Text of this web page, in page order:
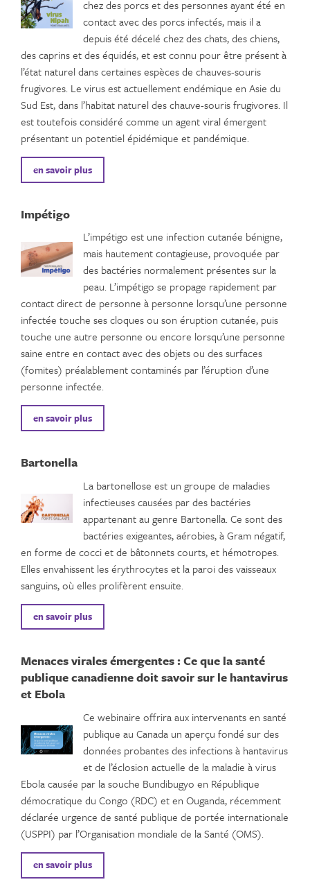
chez des porcs et des personnes ayant été en
contact avec des porcs infectés, mais il a
depuis été décelé chez des chats, des chiens,
des caprins et des équidés, et est connu pour être présent à
l’état naturel dans certaines espèces de chauves-souris
frugivores. Le virus est actuellement endémique en Asie du
Sud Est, dans l’habitat naturel des chauve-souris frugivores. Il
est toutefois considéré comme un agent viral émergent
présentant un potentiel épidémique et pandémique.
en savoir plus
Impétigo
L’impétigo est une infection cutanée bénigne,
mais hautement contagieuse, provoquée par
des bactéries normalement présentes sur la
peau. L’impétigo se propage rapidement par
contact direct de personne à personne lorsqu’une personne
infectée touche ses cloques ou son éruption cutanée, puis
touche une autre personne ou encore lorsqu’une personne
saine entre en contact avec des objets ou des surfaces
(fomites) préalablement contaminés par l’éruption d’une
personne infectée.
en savoir plus
Bartonella
La bartonellose est un groupe de maladies
infectieuses causées par des bactéries
appartenant au genre Bartonella. Ce sont des
bactéries exigeantes, aérobies, à Gram négatif,
en forme de cocci et de bâtonnets courts, et hémotropes.
Elles envahissent les érythrocytes et la paroi des vaisseaux
sanguins, où elles prolifèrent ensuite.
en savoir plus
Menaces virales émergentes : Ce que la santé
publique canadienne doit savoir sur le hantavirus
et Ebola
Ce webinaire offrira aux intervenants en santé
publique au Canada un aperçu fondé sur des
données probantes des infections à hantavirus
et de l’éclosion actuelle de la maladie à virus
Ebola causée par la souche Bundibugyo en République
démocratique du Congo (RDC) et en Ouganda, récemment
déclarée urgence de santé publique de portée internationale
(USPPI) par l’Organisation mondiale de la Santé (OMS).
en savoir plus